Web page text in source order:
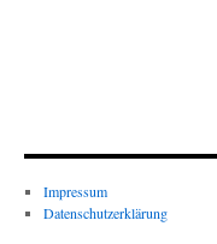
Impressum
Datenschutzerklärung